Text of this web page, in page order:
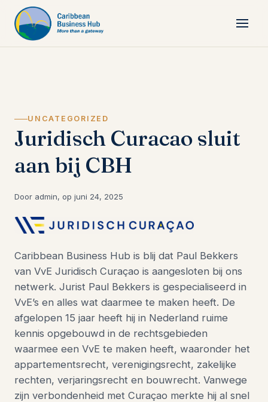
UNCATEGORIZED
Juridisch Curacao sluit
aan bij CBH
Door admin, op juni 24, 2025
Caribbean Business Hub is blij dat Paul Bekkers
van VvE Juridisch Curaçao is aangesloten bij ons
netwerk. Jurist Paul Bekkers is gespecialiseerd in
VvE’s en alles wat daarmee te maken heeft. De
afgelopen 15 jaar heeft hij in Nederland ruime
kennis opgebouwd in de rechtsgebieden
waarmee een VvE te maken heeft, waaronder het
appartementsrecht, verenigingsrecht, zakelijke
rechten, verjaringsrecht en bouwrecht. Vanwege
zijn verbondenheid met Curaçao merkte hij al snel